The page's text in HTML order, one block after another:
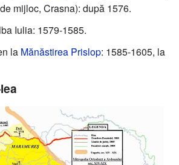
mijloc, Crasna): după 1576.
Iulia: 1579-1585.
la Mănăstirea Prislop: 1585-1605, la